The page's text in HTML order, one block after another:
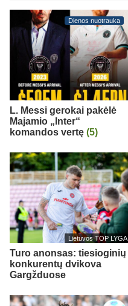
Dienos nuotrauka
L. Messi gerokai pakėlė
Majamio „Inter“
komandos vertę (5)
Lietuvos TOP LYGA
Turo anonsas: tiesioginių
konkurentų dvikova
Gargžduose